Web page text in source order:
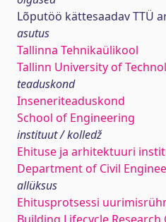
Lõputöö kättesaadav TTÜ
asutus
Tallinna Tehnikaülikool
Tallinn University of
teaduskond
Inseneriteaduskond
School of Engineering
instituut / kolledž
Ehituse ja arhitektuuri
Department of Civil
allüksus
Ehitusprotsessi